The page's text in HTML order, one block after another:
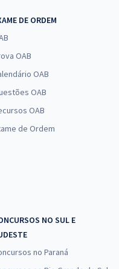
DE ORDEM
OAB
OAB
OAB
OAB
de Ordem
NO SUL E
no Paraná